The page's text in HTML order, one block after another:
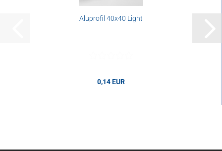
Aluprofil 40x40 Light
0,14 EUR